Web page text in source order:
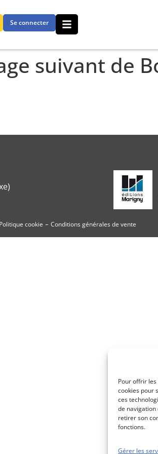
Pour offrir
cookies pour
ces
de navigation
retirer son
fonctions.
Gérer les
Se connecter
suivant de
Politique cookie Conditions générales de vente